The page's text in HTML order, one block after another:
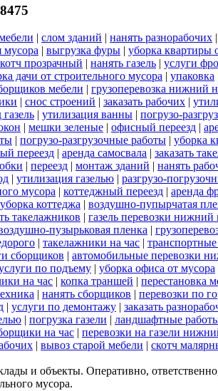
| слом зданий | нанять разнорабочих |
мусора | выгрузка фуры | уборка квартиры
прозрачный | нанять газель | услуги
дачи от строительного мусора | упаковка
мебели | грузоперевозка нижний
| снос строений | заказать рабочих |
| утилизация ванны | погрузо-
| мешки зеленые | офисный переезд |
| погрузо-разгрузочные работы | уборка
переезд | аренда самосвала | заказать
| переезд | монтаж зданий | нанять
| утилизация газелью | разгрузо-
мусора | коттеджный переезд | аренда
уборка коттеджа | воздушно-пупырчатая
такелажников | газель перевозки нижний
пузырьковая пленка |
| такелажники на час |
сборщиков | автомобильные перевозки
по подъему | уборка офиса от мусора
на час | копка траншей | перестановка
| нанять сборщиков | перевозки по
| услуги по демонтажу | заказать
| погрузка газели | ландшафтные
на час | перевозки на газели
| вывоз старой мебели | скотч
и объекты. Оперативно,
мусора.